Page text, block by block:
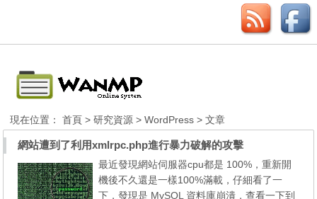
現在位置：首頁 >研究資源 >WordPress > 文章
網站遭到了利用xmlrpc.php進行暴力破解的攻擊
最近發現網站伺服器cpu都是 100%，重新開
機後不久還是一樣100%滿載，仔細看了一
下，發現是 MySQL 資料庫崩潰，查看一下到